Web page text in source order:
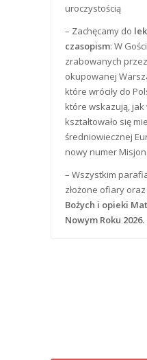
uroczystością
– Zachęcamy do
czasopism: W
zrabowanych
okupowanej
które wróciły do
które wskazują, jak
kształtowało się
średniowiecznej
nowy numer
– Wszystkim
złożone ofiary oraz
Bożych i opieki
Nowym Roku 2026.